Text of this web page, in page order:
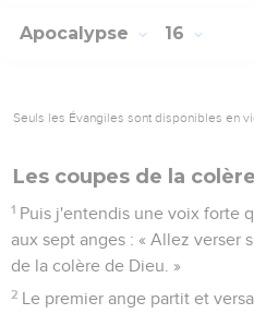
Apocalypse 16
Seuls les Évangiles sont disponibles en
Les coupes de la
1 Puis j'entendis une voix forte
aux sept anges : « Allez verser
de la colère de Dieu. »
2 Le premier ange partit et